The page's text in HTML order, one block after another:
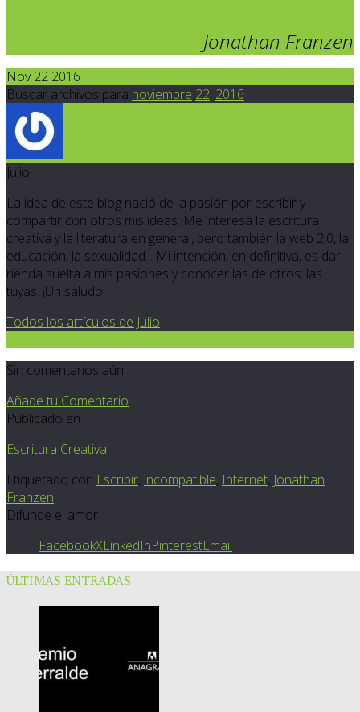
Jonathan Franzen
Nov 22 2016
Buscar archivos para noviembre 22, 2016
Julio
La idea de este blog nació de la pasión por escribir y
compartir con otros mis ideas. Me interesa la escritura
creativa y la literatura en general, pero también la web 2.0, la
educación, la sexualidad... Mi intención, en definitiva, es dar
rienda suelta a mis pasiones y conocer las de otros; las
tuyas. ¡Un saludo!
Todos los artículos de Julio
Sin comentarios aún.
Añade tu Comentario
Publicado en
Escritura Creativa
Etiquetado con Escribir, incompatible, Internet, Jonathan
Franzen
Difunde el amor
FacebookXLinkedInPinterestEmail
ÚLTIMAS ENTRADAS